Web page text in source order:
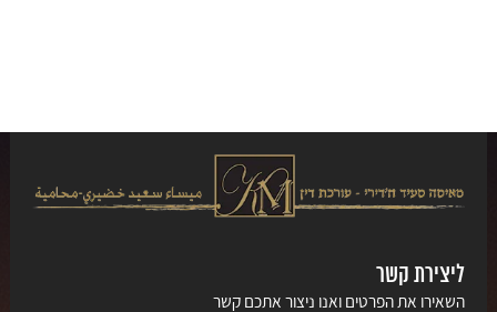
ליצירת קשר
השאירו את הפרטים ואנו ניצור אתכם קשר